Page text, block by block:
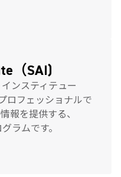
（SAI)
ンスティテュー
ロフェッショナルで
報を提供する、
ラムです。